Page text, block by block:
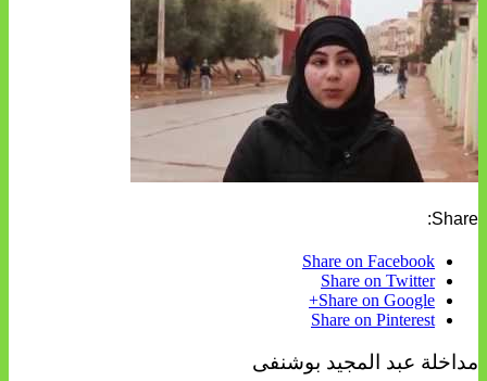
Share:
Share on Facebook
Share on Twitter
Share on Google+
Share on Pinterest
مداخلة عبد المجيد بوشنفى